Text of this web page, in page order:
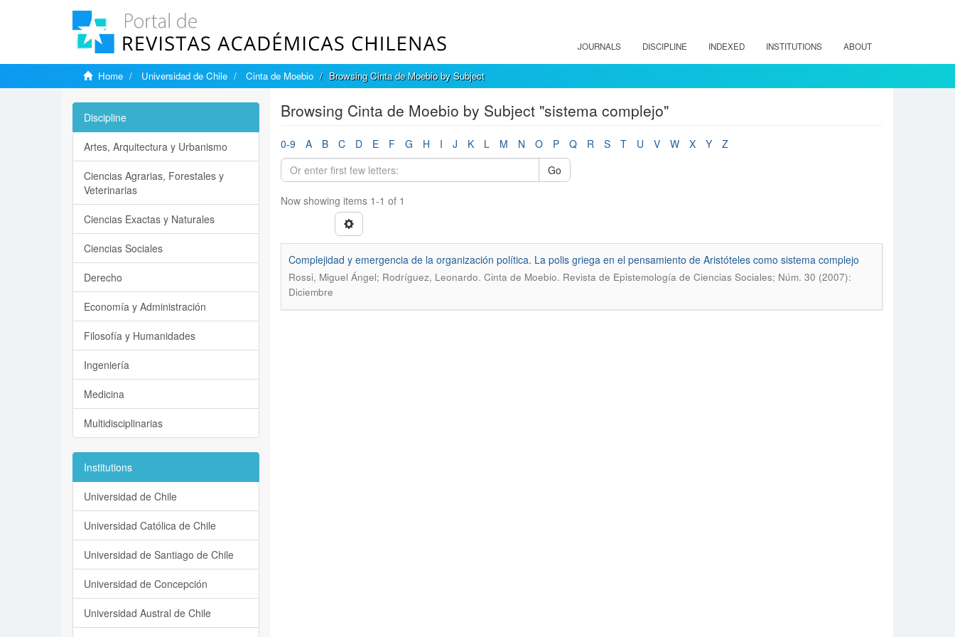
JOURNALS DISCIPLINE INDEXED INSTITUTIONS ABOUT
Home Universidad de Chile Cinta de Moebio Browsing Cinta de Moebio by Subject
Browsing Cinta de Moebio by Subject "sistema complejo"
0-9 A B C D E F G H I J K L M N O P Q R S T U V W X Y
Z
Go
Now showing items 1-1 of 1
Complejidad y emergencia de la organización política. La polis griega en el pensamiento de Aristóteles como sistema complejo
Rossi, Miguel Ángel; Rodríguez, Leonardo. Cinta de Moebio. Revista de Epistemología de Ciencias Sociales; Núm. 30 (2007):
Diciembre
Discipline
Artes, Arquitectura y Urbanismo
Ciencias Agrarias, Forestales y
Veterinarias
Ciencias Exactas y Naturales
Ciencias Sociales
Derecho
Economía y Administración
Filosofía y Humanidades
Ingeniería
Medicina
Multidisciplinarias
Institutions
Universidad de Chile
Universidad Católica de Chile
Universidad de Santiago de Chile
Universidad de Concepción
Universidad Austral de Chile